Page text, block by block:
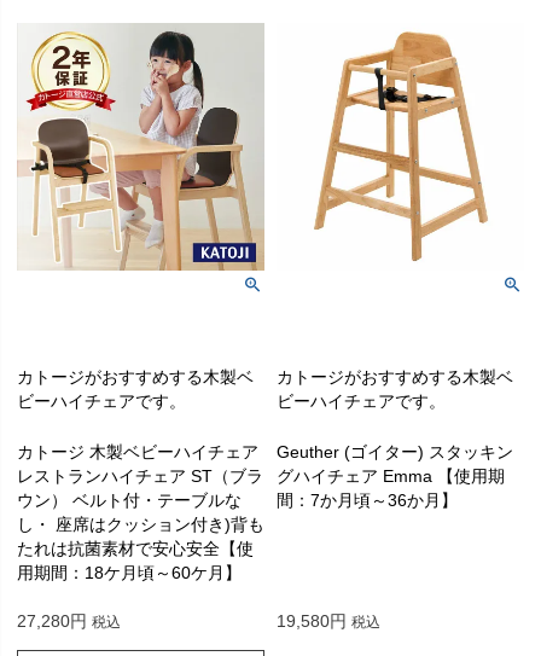
カトージがおすすめする木製ベ
ビーハイチェアです。
カトージ 木製ベビーハイチェア
レストランハイチェア ST（ブラ
ウン） ベルト付・テーブルな
し・ 座席はクッション付き)背も
たれは抗菌素材で安心安全【使
用期間：18ケ月頃～60ケ月】
27,280 税込
カトージがおすすめする木製ベ
ビーハイチェアです。
Geuther (ゴイター) スタッキン
グハイチェア Emma 【使用期
間：7か月頃～36か月】
19,580 税込